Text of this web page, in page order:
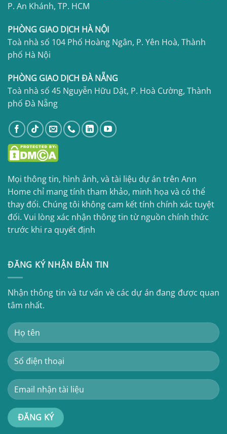
P. An Khánh, TP. HCM
PHÒNG GIAO DỊCH HÀ NỘI
Toà nhà số 104 Phố Hoàng Ngân, P. Yên Hoà, Thành
phố Hà Nội
PHÒNG GIAO DỊCH ĐÀ NẴNG
Toà nhà số 45 Nguyễn Hữu Dật, P. Hoà Cường, Thành
phố Đà Nẵng
Mọi thông tin, hình ảnh, và tài liệu dự án trên Ann
Home chỉ mang tính tham khảo, minh họa và có thể
thay đổi. Chúng tôi không cam kết tính chính xác tuyệt
đối. Vui lòng xác nhận thông tin từ nguồn chính thức
trước khi ra quyết định
ĐĂNG KÝ NHẬN BẢN TIN
Nhận thông tin và tư vấn về các dự án đang được quan
tâm nhất.